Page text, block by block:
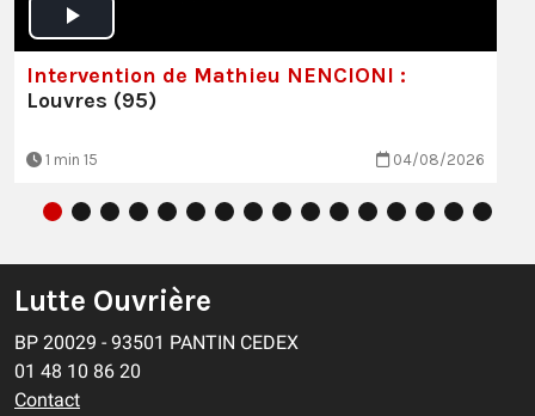
Intervention de Mathieu NENCIONI :
Louvres (95)
1 min 15 04/08/2026
Lutte Ouvrière
BP 20029 - 93501 PANTIN CEDEX
01 48 10 86 20
Contact